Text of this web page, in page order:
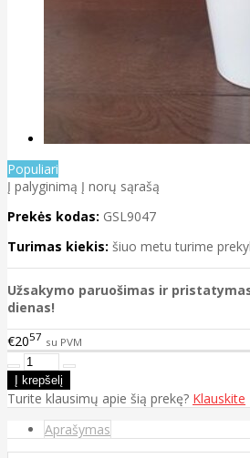
Populiari
Į palyginimą Į norų sąrašą
Prekės kodas: GSL9047
Turimas kiekis: šiuo metu turime
Užsakymo paruošimas ir
dienas!
€2057 su PVM
Turite klausimų apie šią prekę? Klauskite
Aprašymas